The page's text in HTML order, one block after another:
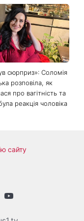
сюрприз»: Соломія
розповіла, як
про вагітність та
реакція чоловіка
сайту